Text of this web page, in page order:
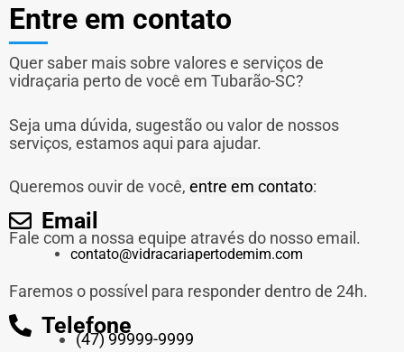
Entre em contato
Quer saber mais sobre valores e serviços de
vidraçaria perto de você em Tubarão-SC?
Seja uma dúvida, sugestão ou valor de nossos
serviços, estamos aqui para ajudar.
Queremos ouvir de você, entre em contato:
Email
Fale com a nossa equipe através do nosso email.
contato@vidracariapertodemim.com
Faremos o possível para responder dentro de 24h.
Telefone
(47) 99999-9999